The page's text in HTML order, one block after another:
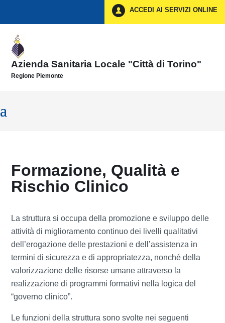
ACCEDI AI SERVIZI ONLINE
Azienda Sanitaria Locale "Città di Torino"
Regione Piemonte
Formazione, Qualità e
Rischio Clinico
La struttura si occupa della promozione e sviluppo delle
attività di miglioramento continuo dei livelli qualitativi
dell’erogazione delle prestazioni e dell’assistenza in
termini di sicurezza e di appropriatezza, nonché della
valorizzazione delle risorse umane attraverso la
realizzazione di programmi formativi nella logica del
“governo clinico”.
Le funzioni della struttura sono svolte nei seguenti